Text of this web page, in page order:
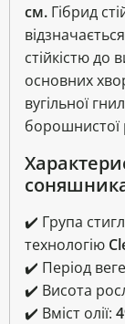
см. Гібрид
стійкістю до
основних
вугільної
борошнистої
✔️ Група
технологію
✔️ Період
✔️ Висота
✔️ Вміст олії: